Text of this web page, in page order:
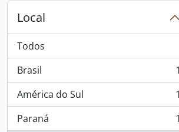
Local
Todos
Brasil
, 1 resultados
1
América do Sul
, 1 resultados
1
Paraná
, 1 resultados
1